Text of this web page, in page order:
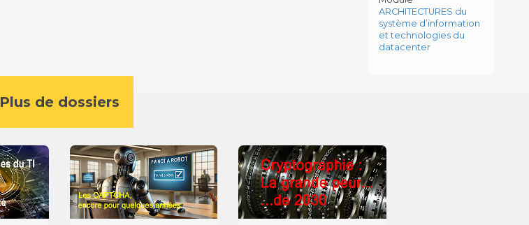
ARCHITECTURES du
système d’information
et technologies du
datacenter
Plus de dossiers